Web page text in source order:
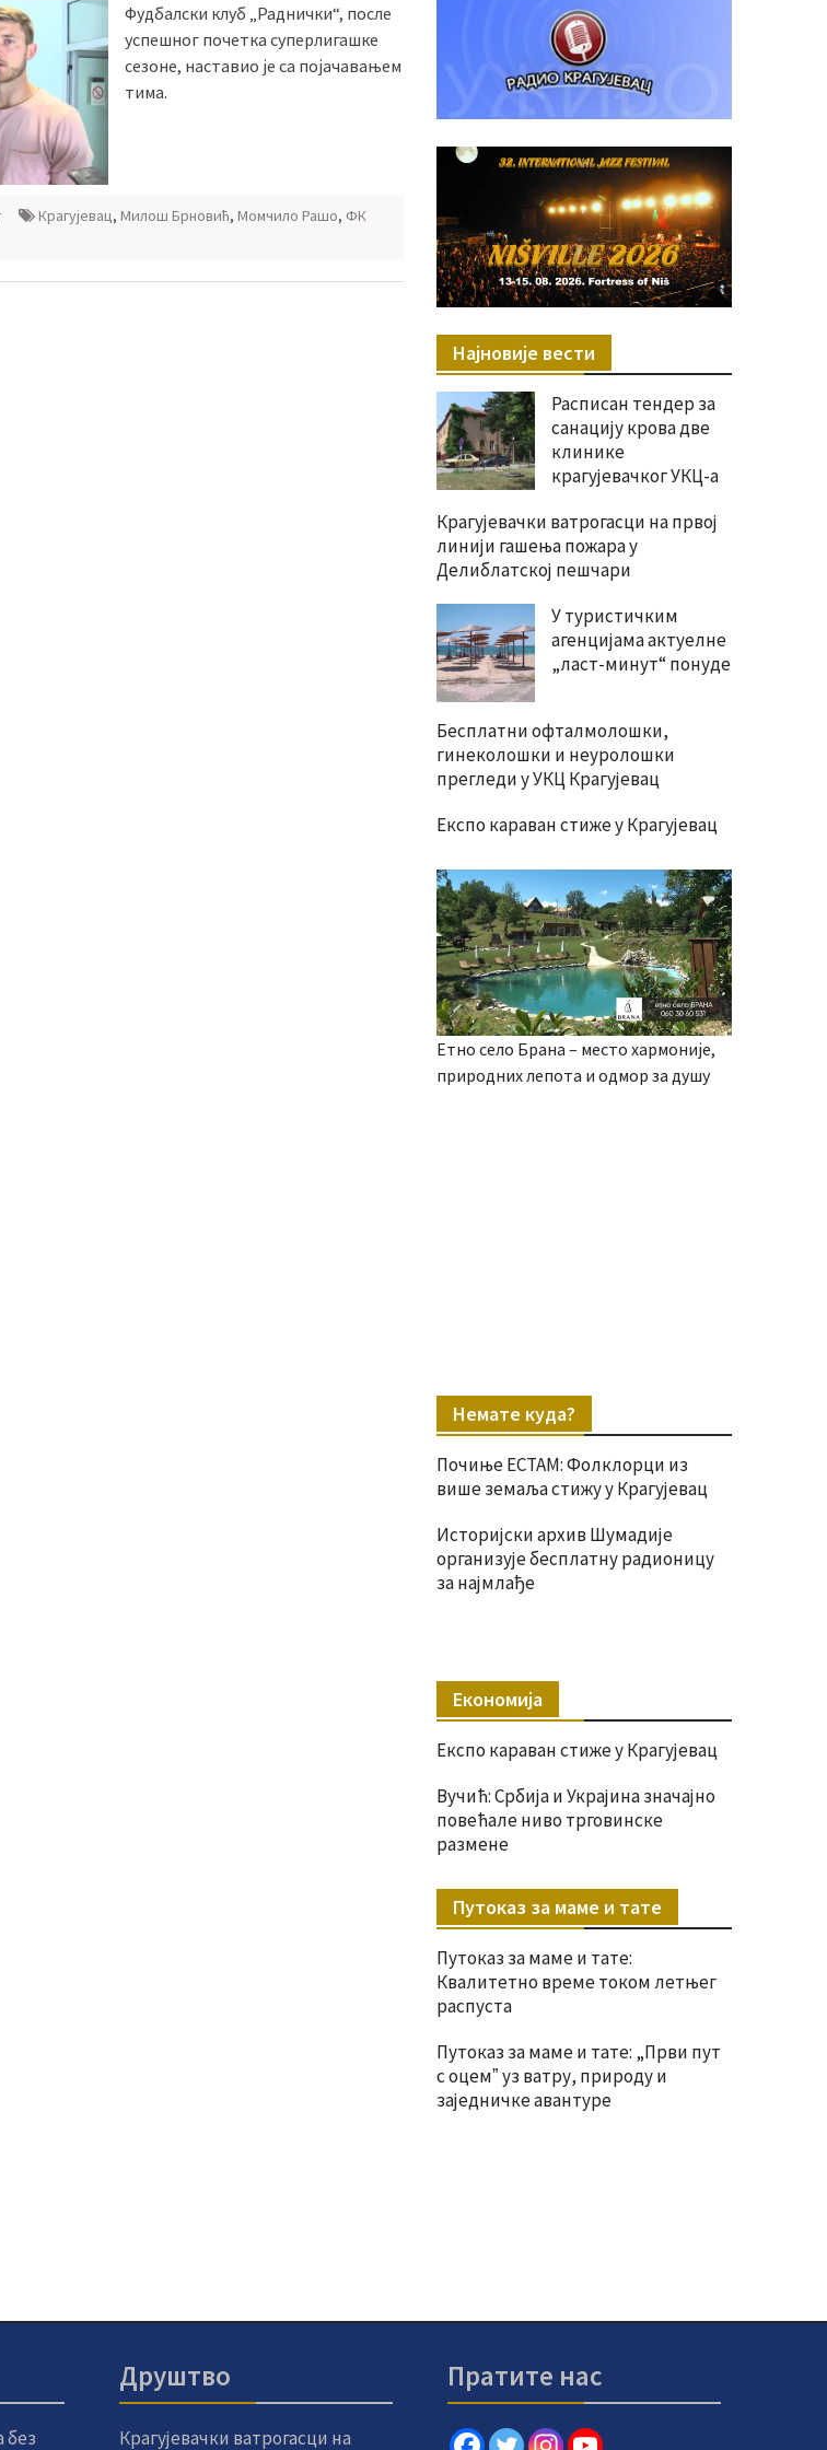
Фудбалски клуб „Раднички“, после
успешног почетка суперлигашке
сезоне, наставио је са појачавањем
тима.
Крагујевац, Милош Брновић, Момчило Рашо, ФК
Најновије вести
Расписан тендер за
санацију крова две
клинике
крагујевачког УКЦ-а
Крагујевачки ватрогасци на првој
линији гашења пожара у
Делиблатској пешчари
У туристичким
агенцијама актуелне
„ласт-минут“ понуде
Бесплатни офталмолошки,
гинеколошки и неуролошки
прегледи у УКЦ Крагујевац
Експо караван стиже у Крагујевац
Етно село Брана – место хармоније,
природних лепота и одмор за душу
Немате куда?
Почиње ЕСТАМ: Фолклорци из
више земаља стижу у Крагујевац
Историјски архив Шумадије
организује бесплатну радионицу
за најмлађе
Економија
Експо караван стиже у Крагујевац
Вучић: Србија и Украјина значајно
повећале ниво трговинске
размене
Путоказ за маме и тате
Путоказ за маме и тате:
Квалитетно време током летњег
распуста
Путоказ за маме и тате: „Први пут
с оцемˮ уз ватру, природу и
заједничке авантуре
без
Друштво
Крагујевачки ватрогасци на
Пратите нас